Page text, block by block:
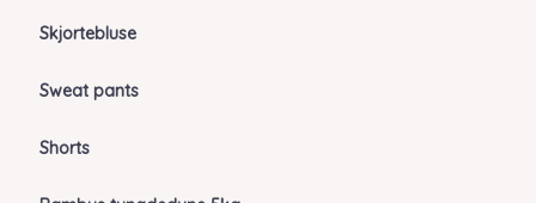
Skjortebluse
Sweat pants
Shorts